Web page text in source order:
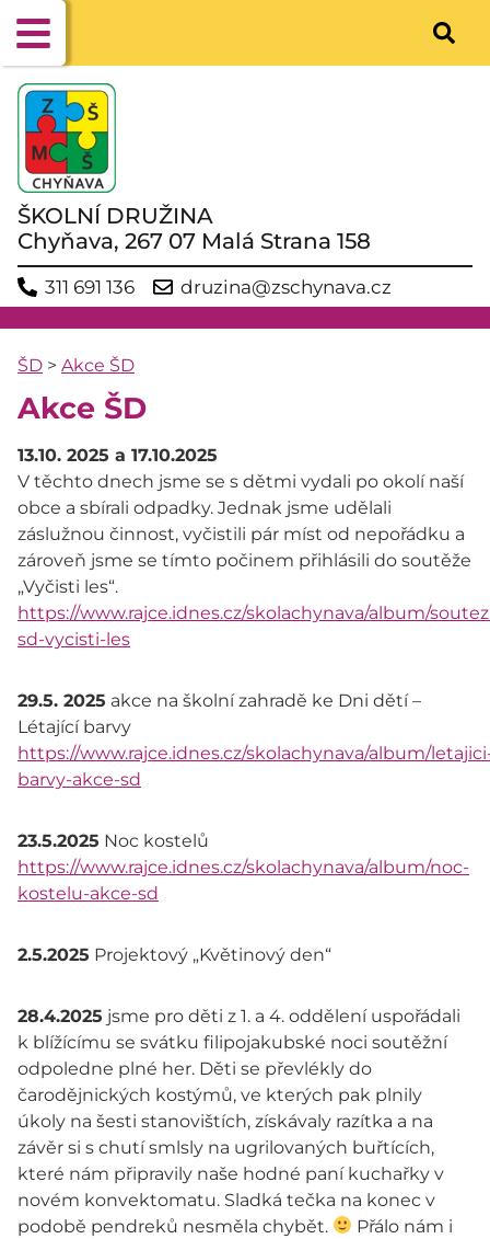
ŠKOLNÍ DRUŽINA
Chyňava, 267 07 Malá Strana 158
311 691 136 druzina@zschynava.cz
ŠD > Akce ŠD
Akce ŠD
13.10. 2025 a 17.10.2025
V těchto dnech jsme se s dětmi vydali po okolí naší
obce a sbírali odpadky. Jednak jsme udělali
záslužnou činnost, vyčistili pár míst od nepořádku a
zároveň jsme se tímto počinem přihlásili do soutěže
„Vyčisti les“.
https://www.rajce.idnes.cz/skolachynava/album/
sd-vycisti-les
29.5. 2025 akce na školní zahradě ke Dni dětí –
Létající barvy
https://www.rajce.idnes.cz/skolachynava/album/
barvy-akce-sd
23.5.2025 Noc kostelů
https://www.rajce.idnes.cz/skolachynava/album/noc-
kostelu-akce-sd
2.5.2025 Projektový „Květinový den“
28.4.2025 jsme pro děti z 1. a 4. oddělení uspořádali
k blížícímu se svátku filipojakubské noci soutěžní
odpoledne plné her. Děti se převlékly do
čarodějnických kostýmů, ve kterých pak plnily
úkoly na šesti stanovištích, získávaly razítka a na
závěr si s chutí smlsly na ugrilovaných buřtících,
které nám připravily naše hodné paní kuchařky v
novém konvektomatu. Sladká tečka na konec v
podobě pendreků nesměla chybět.
Přálo nám i